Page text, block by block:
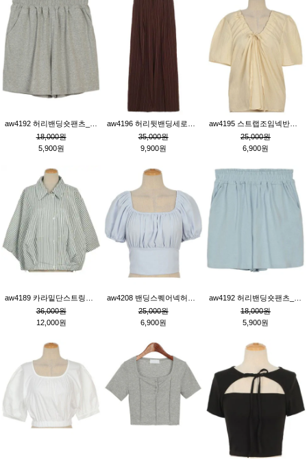
18,000원
5,900원
35,000원
9,900원
25,000원
6,900원
36,000원
12,000원
25,000원
6,900원
18,000원
5,900원